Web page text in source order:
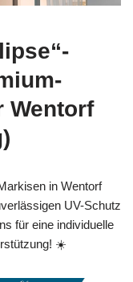
Wentorf
in Wentorf
UV-Schutz
für eine individuelle
☀️